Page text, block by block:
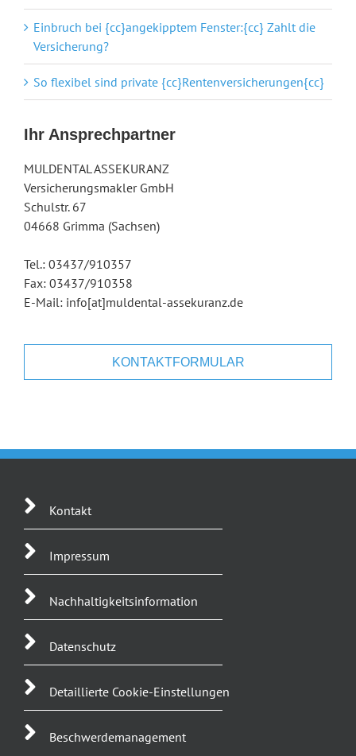
Einbruch bei {cc}angekipptem Fenster:{cc} Zahlt die
Versicherung?
So flexibel sind private {cc}Rentenversicherungen{cc}
Ihr Ansprechpartner
MULDENTAL ASSEKURANZ
Versicherungsmakler GmbH
Schulstr. 67
04668 Grimma (Sachsen)
Tel.: 03437/910357
Fax: 03437/910358
E-Mail: info[at]muldental-assekuranz.de
KONTAKTFORMULAR
Kontakt
Impressum
Nachhaltigkeitsinformation
Datenschutz
Detaillierte Cookie-Einstellungen
Beschwerdemanagement